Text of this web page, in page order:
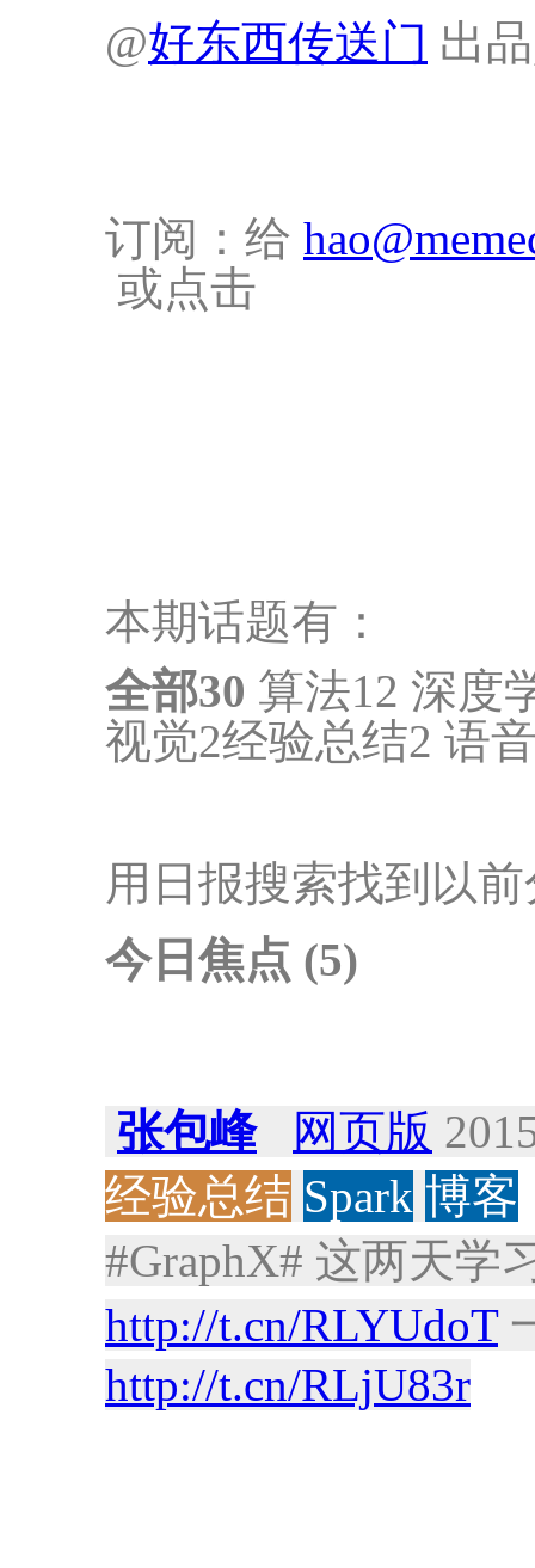
@好东西传送门 出
订阅：给
或点击
本期话题有：
全部30 算法12 深度
视觉2经验总结2 语
用日报搜索找到以
今日焦点 (5)
张包峰 网页版
经验总结 Spark 博客
#GraphX# 这两天学
http://t.cn/RLYUdoT
http://t.cn/RLjU83r